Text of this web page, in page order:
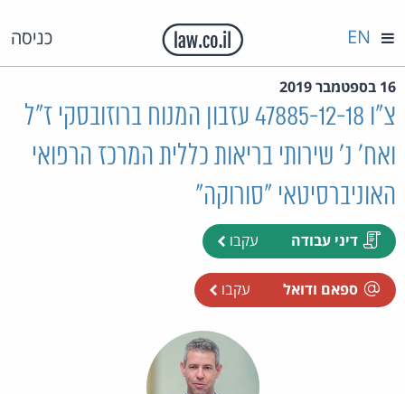
כניסה EN
16 בספטמבר 2019
צ"ו 47885-12-18 עזבון המנוח ברוזובסקי ז"ל
ואח' נ' שירותי בריאות כללית המרכז הרפואי
האוניברסיטאי "סורוקה"
דיני עבודה עקבו
ספאם ודואל עקבו